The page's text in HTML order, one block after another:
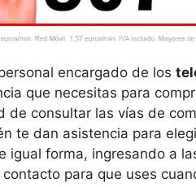
encargado de los
que necesitas para
de consultar las vías de
te dan asistencia para
igual forma, ingresando a
para que uses